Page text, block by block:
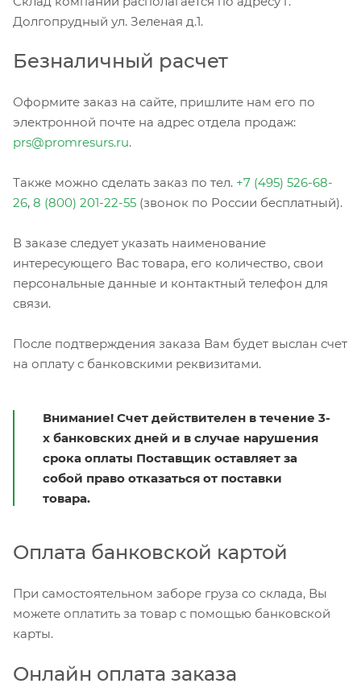
Долгопрудный ул. Зеленая д.1.
Безналичный расчет
Оформите заказ на сайте, пришлите нам его по
электронной почте на адрес отдела продаж:
prs@promresurs.ru.
Также можно сделать заказ по тел. +7 (495) 526-68-
26, 8 (800) 201-22-55 (звонок по России бесплатный).
В заказе следует указать наименование
интересующего Вас товара, его количество, свои
персональные данные и контактный телефон для
связи.
После подтверждения заказа Вам будет выслан счет
на оплату с банковскими реквизитами.
Внимание! Счет действителен в течение 3-
х банковских дней и в случае нарушения
срока оплаты Поставщик оставляет за
собой право отказаться от поставки
товара.
Оплата банковской картой
При самостоятельном заборе груза со склада, Вы
можете оплатить за товар с помощью банковской
карты.
Онлайн оплата заказа